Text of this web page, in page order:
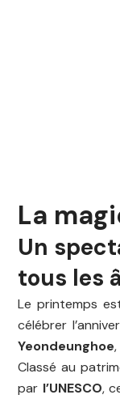
La
Un
tous les
Le printemps
célébrer
Yeondeunghoe
Classé au
par l’UNESCO,